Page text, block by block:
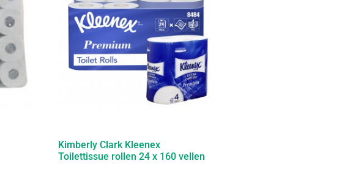
Kimberly Clark Kleenex
Toilettissue rollen 24 x 160 vellen